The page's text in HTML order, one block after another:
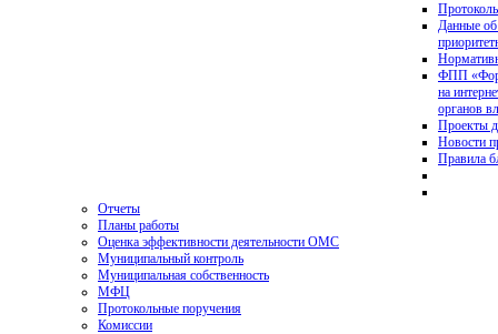
Данные об
ФПП
на
органов
Проекты
Новости
Правила
Отчеты
Планы работы
Оценка эффективности деятельности ОМС
Муниципальный контроль
Муниципальная собственность
МФЦ
Протокольные поручения
Комиссии